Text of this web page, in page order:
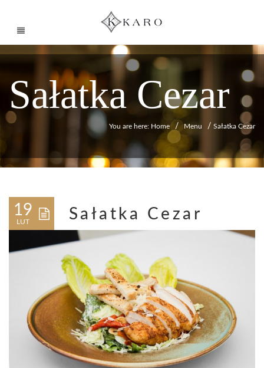
Sałatka Cezar
You are here: Home / Menu / Sałatka Cezar
19
LUT Sałatka Cezar